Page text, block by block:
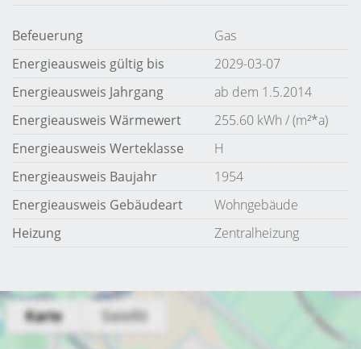
Befeuerung
Gas
Energieausweis gültig bis
2029-03-07
Energieausweis Jahrgang
ab dem 1.5.2014
Energieausweis Wärmewert
255.60 kWh / (m²*a)
Energieausweis Werteklasse
H
Energieausweis Baujahr
1954
Energieausweis Gebäudeart
Wohngebäude
Heizung
Zentralheizung